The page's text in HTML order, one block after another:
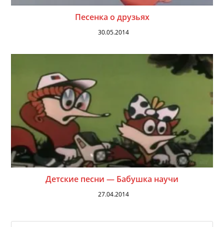
Песенка о друзьях
30.05.2014
Детские песни — Бабушка научи
27.04.2014